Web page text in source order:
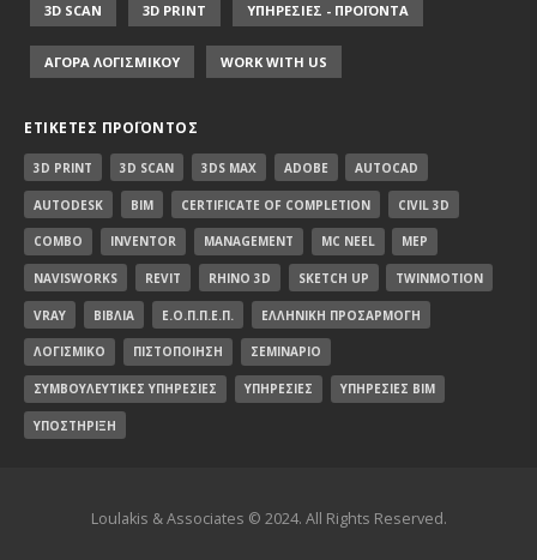
3D SCAN 3D PRINT ΥΠΗΡΕΣΙΕΣ - ΠΡΟΪΟΝΤΑ
ΑΓΟΡΑ ΛΟΓΙΣΜΙΚΟΥ WORK WITH US
ΕΤΙΚΈΤΕΣ ΠΡΟΪΌΝΤΟΣ
3D PRINT 3D SCAN 3DS MAX ADOBE AUTOCAD
AUTODESK BIM CERTIFICATE OF COMPLETION CIVIL 3D
COMBO INVENTOR MANAGEMENT MC NEEL MEP
NAVISWORKS REVIT RHINO 3D SKETCH UP TWINMOTION
VRAY ΒΙΒΛΊΑ Ε.Ο.Π.Π.Ε.Π. ΕΛΛΗΝΙΚΉ ΠΡΟΣΑΡΜΟΓΉ
ΛΟΓΙΣΜΙΚΌ ΠΙΣΤΟΠΟΊΗΣΗ ΣΕΜΙΝΆΡΙΟ
ΣΥΜΒΟΥΛΕΥΤΙΚΈΣ ΥΠΗΡΕΣΊΕΣ ΥΠΗΡΕΣΊΕΣ ΥΠΗΡΕΣΊΕΣ BIM
ΥΠΟΣΤΉΡΙΞΗ
Loulakis & Associates © 2024. All Rights Reserved.